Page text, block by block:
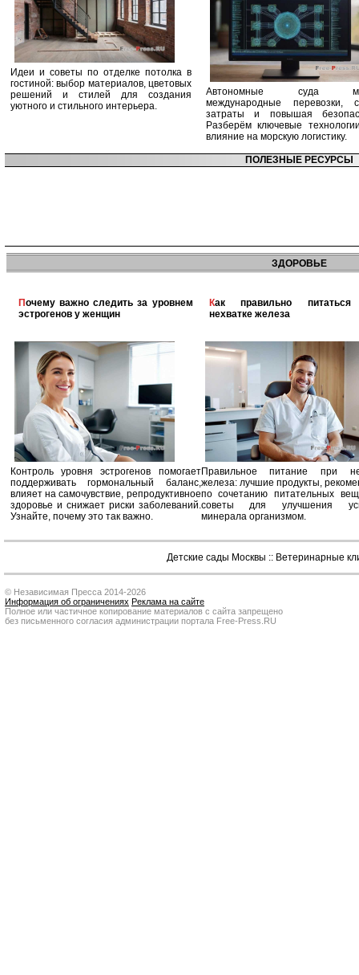
Идеи и советы по отделке потолка в
гостиной: выбор материалов, цветовых
решений и стилей для создания
уютного и стильного интерьера.
Автономные суда
международные перевозки,
затраты и повышая
Разберём ключевые
влияние на морскую логистику.
ПОЛЕЗНЫЕ РЕСУРСЫ
ЗДОРОВЬЕ
Почему важно следить за уровнем
эстрогенов у женщин
Контроль уровня эстрогенов помогает
поддерживать гормональный баланс,
влияет на самочувствие, репродуктивное
здоровье и снижает риски заболеваний.
Узнайте, почему это так важно.
Как правильно питаться при
нехватке железа
Правильное питание при
железа: лучшие продукты,
по сочетанию питательных
советы для улучшения
минерала организмом.
Детские сады Москвы :: Ветеринарные
© Независимая Пресса 2014-2026
Информация об ограничениях Реклама на сайте
Полное или частичное копирование материалов с сайта запрещено
без письменного согласия администрации портала Free-Press.RU